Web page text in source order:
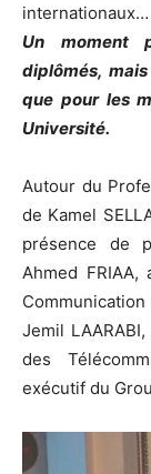
internationaux…
Un moment
diplômés,
que pour les
Université.
Autour du
de Kamel
présence de
Ahmed
Jemil
des
exécutif du